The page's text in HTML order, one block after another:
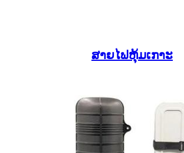
ສາຍໄຟຫຸ້ມເກາະ